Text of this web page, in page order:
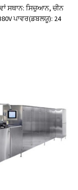
ਸਥਾਨ: ਸਿਚੁਆਨ, ਚੀਨ
ਪਾਵਰ(ਡਬਲਯੂ): 24